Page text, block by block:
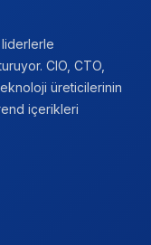
CIO, CTO,
üreticilerinin
içerikleri